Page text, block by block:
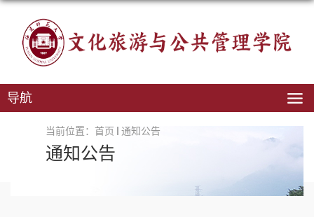
导航
当前位置： 首页 通知公告
通知公告